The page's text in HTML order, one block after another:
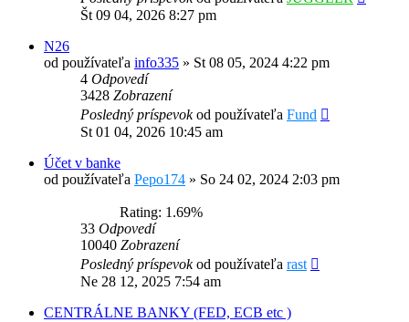
Št 09 04, 2026 8:27 pm
N26
od používateľa info335 » St 08 05, 2024 4:22 pm
4 Odpovedí
3428 Zobrazení
Posledný príspevokod používateľa Fund
St 01 04, 2026 10:45 am
Účet v banke
od používateľa Pepo174 » So 24 02, 2024 2:03 pm
Rating: 1.69%
33 Odpovedí
10040 Zobrazení
Posledný príspevokod používateľa rast
Ne 28 12, 2025 7:54 am
CENTRÁLNE BANKY (FED, ECB etc )